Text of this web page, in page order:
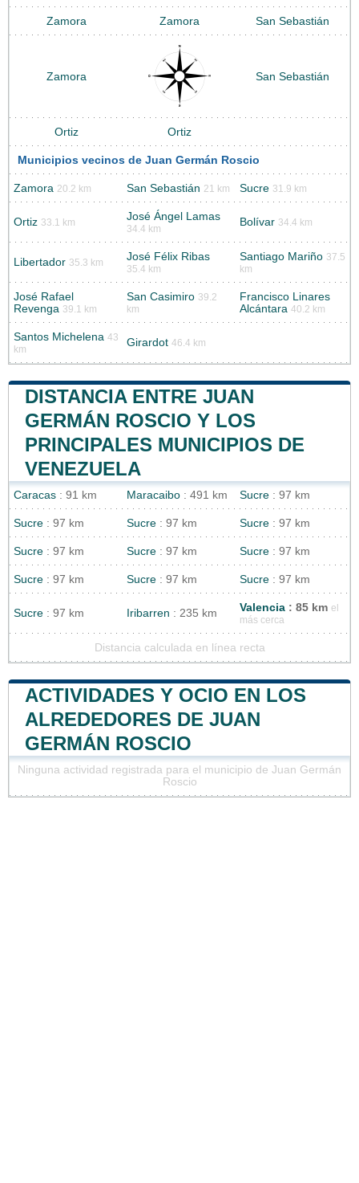
Zamora Zamora San Sebastián
Zamora San Sebastián
Ortiz Ortiz
Municipios vecinos de Juan Germán Roscio
Zamora 20.2 km San Sebastián 21 km Sucre 31.9 km
Ortiz 33.1 km José Ángel Lamas
34.4 km
Bolívar 34.4 km
Libertador 35.3 km José Félix Ribas
35.4 km
Santiago Mariño 37.5
km
José Rafael
Revenga 39.1 km
San Casimiro 39.2
km
Francisco Linares
Alcántara 40.2 km
Santos Michelena 43
km
Girardot 46.4 km
DISTANCIA ENTRE JUAN
GERMÁN ROSCIO Y LOS
PRINCIPALES MUNICIPIOS DE
VENEZUELA
Caracas : 91 km Maracaibo : 491 km Sucre : 97 km
Sucre : 97 km Sucre : 97 km Sucre : 97 km
Sucre : 97 km Sucre : 97 km Sucre : 97 km
Sucre : 97 km Sucre : 97 km Sucre : 97 km
Sucre : 97 km Iribarren : 235 km Valencia : 85 km el
más cerca
Distancia calculada en línea recta
ACTIVIDADES Y OCIO EN LOS
ALREDEDORES DE JUAN
GERMÁN ROSCIO
Ninguna actividad registrada para el municipio de Juan Germán
Roscio